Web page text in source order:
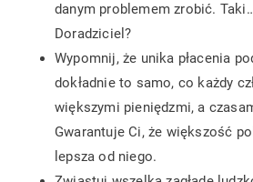
danym problemem zrobić.
Doradziciel?
Wypomnij, że unika płacenia
dokładnie to samo, co każdy
większymi pieniędzmi, a
Gwarantuje Ci, że większość
lepsza od niego.